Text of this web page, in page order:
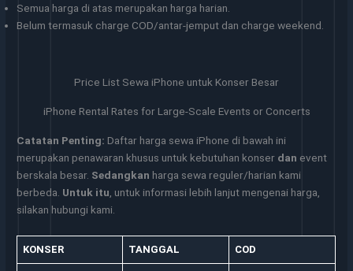
Semua harga di atas merupakan harga harian.
Belum termasuk charge COD/antar-jemput dan charge weekend.
Price List Sewa iPhone untuk Konser Besar
iPhone Rental Rates for Large-Scale Events or Concerts
Catatan Penting: Daftar harga sewa iPhone di bawah ini
merupakan penawaran khusus untuk kebutuhan konser dan event
berskala besar. Sedangkan harga sewa reguler/harian kami
berbeda. Untuk itu, untuk informasi lebih lanjut mengenai harga,
silakan hubungi kami.
KONSER TANGGAL COD